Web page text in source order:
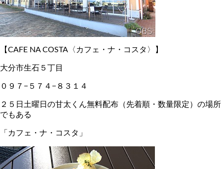
【CAFE NA COSTA〈カフェ・ナ・コスタ〉】
大分市生石５丁目
０９７−５７４−８３１４
２５日土曜日の甘太くん無料配布（先着順・数量限定）の場所
でもある
「カフェ・ナ・コスタ」